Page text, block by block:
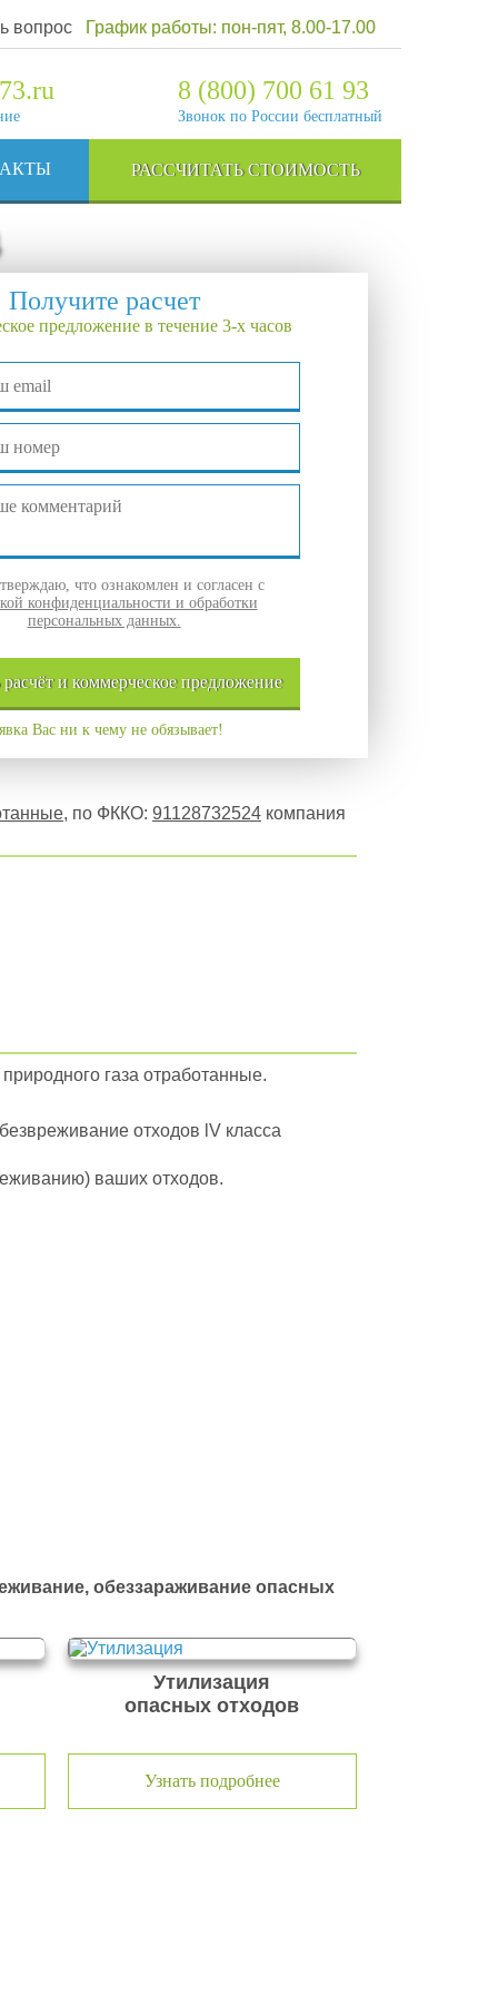
вопрос График работы: пон-пят, 8.00-17.00
8 (800) 700 61 93
Звонок по России бесплатный
РАССЧИТАТЬ СТОИМОСТЬ
Получите расчет
предложение в течение 3-х часов
что ознакомлен и согласен с
конфиденциальности и обработки
персональных данных.
расчёт и коммерческоепредложение
Вас ни к чему не обязывает!
, по ФККО: 91128732524 компания
газа отработанные.
отходов lV класса
ваших отходов.
обеззараживание опасных
Утилизация
опасных отходов
Узнать подробнее